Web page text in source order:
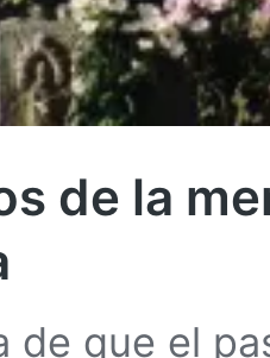
de la
de que el